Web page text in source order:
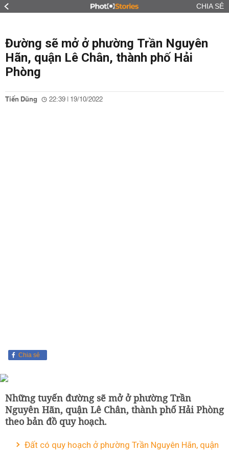
CHIA SẺ
Đường sẽ mở ở phường Trần Nguyên
Hãn, quận Lê Chân, thành phố Hải
Phòng
Tiến Dũng 22:39 | 19/10/2022
Chia sẻ
Những tuyến đường sẽ mở ở phường Trần
Nguyên Hãn, quận Lê Chân, thành phố Hải Phòng
theo bản đồ quy hoạch.
Đất có quy hoạch ở phường Trần Nguyên Hãn, quận